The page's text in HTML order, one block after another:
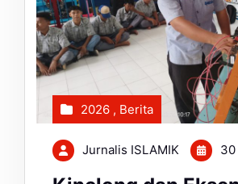
2026 , Berita
Jurnalis ISLAMIK